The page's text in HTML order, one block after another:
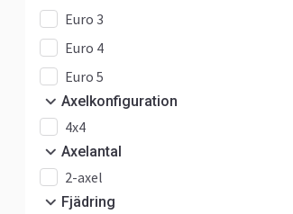
Euro 3
Euro 4
Euro 5
Axelkonfiguration
4x4
Axelantal
2-axel
Fjädring